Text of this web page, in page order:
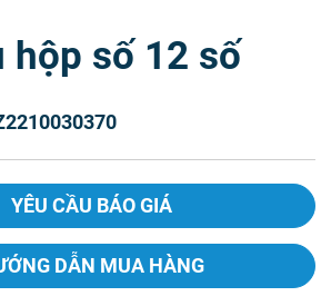
hộp số 12 số
YÊU CẦU BÁO GIÁ
DẪN MUA HÀNG